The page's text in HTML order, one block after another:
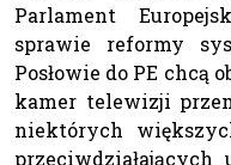
Parlament
sprawie reformy
Posłowie do PE chcą
kamer telewizji
niektórych
przeciwdziałających